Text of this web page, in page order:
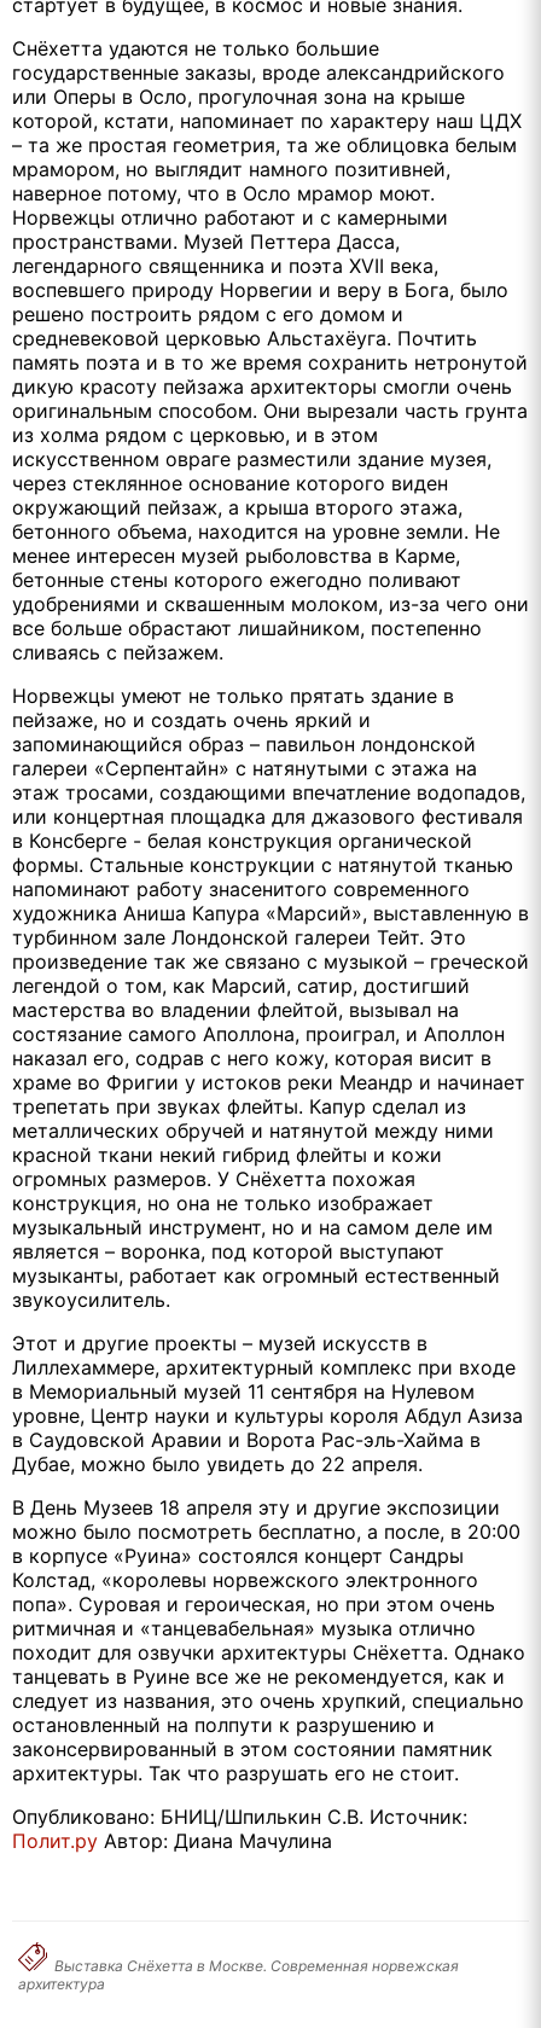
Снёхетта удаются не только большие
государственные заказы, вроде александрийского
или Оперы в Осло, прогулочная зона на крыше
которой, кстати, напоминает по характеру наш ЦДХ
– та же простая геометрия, та же облицовка белым
мрамором, но выглядит намного позитивней,
наверное потому, что в Осло мрамор моют.
Норвежцы отлично работают и с камерными
пространствами. Музей Петтера Дасса,
легендарного священника и поэта XVII века,
воспевшего природу Норвегии и веру в Бога, было
решено построить рядом с его домом и
средневековой церковью Альстахёуга. Почтить
память поэта и в то же время сохранить нетронутой
дикую красоту пейзажа архитекторы смогли очень
оригинальным способом. Они вырезали часть грунта
из холма рядом с церковью, и в этом
искусственном овраге разместили здание музея,
через стеклянное основание которого виден
окружающий пейзаж, а крыша второго этажа,
бетонного объема, находится на уровне земли. Не
менее интересен музей рыболовства в Карме,
бетонные стены которого ежегодно поливают
удобрениями и сквашенным молоком, из-за чего они
все больше обрастают лишайником, постепенно
сливаясь с пейзажем.
Норвежцы умеют не только прятать здание в
пейзаже, но и создать очень яркий и
запоминающийся образ – павильон лондонской
галереи «Серпентайн» с натянутыми с этажа на
этаж тросами, создающими впечатление водопадов,
или концертная площадка для джазового фестиваля
в Консберге - белая конструкция органической
формы. Стальные конструкции с натянутой тканью
напоминают работу знасенитого современного
художника Аниша Капура «Марсий», выставленную в
турбинном зале Лондонской галереи Тейт. Это
произведение так же связано с музыкой – греческой
легендой о том, как Марсий, сатир, достигший
мастерства во владении флейтой, вызывал на
состязание самого Аполлона, проиграл, и Аполлон
наказал его, содрав с него кожу, которая висит в
храме во Фригии у истоков реки Меандр и начинает
трепетать при звуках флейты. Капур сделал из
металлических обручей и натянутой между ними
красной ткани некий гибрид флейты и кожи
огромных размеров. У Снёхетта похожая
конструкция, но она не только изображает
музыкальный инструмент, но и на самом деле им
является – воронка, под которой выступают
музыканты, работает как огромный естественный
звукоусилитель.
Этот и другие проекты – музей искусств в
Лиллехаммере, архитектурный комплекс при входе
в Мемориальный музей 11 сентября на Нулевом
уровне, Центр науки и культуры короля Абдул Азиза
в Саудовской Аравии и Ворота Рас-эль-Хайма в
Дубае, можно было увидеть до 22 апреля.
В День Музеев 18 апреля эту и другие экспозиции
можно было посмотреть бесплатно, а после, в 20:00
в корпусе «Руина» состоялся концерт Сандры
Колстад, «королевы норвежского электронного
попа». Суровая и героическая, но при этом очень
ритмичная и «танцевабельная» музыка отлично
походит для озвучки архитектуры Снёхетта. Однако
танцевать в Руине все же не рекомендуется, как и
следует из названия, это очень хрупкий, специально
остановленный на полпути к разрушению и
законсервированный в этом состоянии памятник
архитектуры. Так что разрушать его не стоит.
Опубликовано: БНИЦ/Шпилькин С.В. Источник:
Полит.ру Автор: Диана Мачулина
Выставка Снёхетта в Москве. Современная норвежская
архитектура